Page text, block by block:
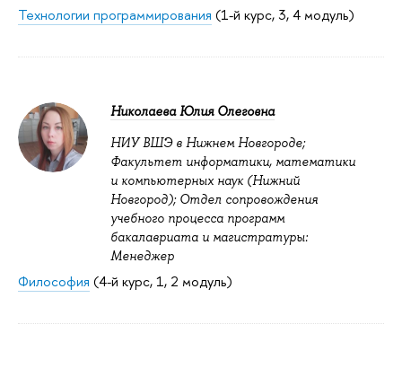
Технологии программирования (1-й курс, 3, 4 модуль)
Николаева Юлия Олеговна
НИУ ВШЭ в Нижнем Новгороде;
Факультет информатики, математики
и компьютерных наук (Нижний
Новгород); Отдел сопровождения
учебного процесса программ
бакалавриата и магистратуры:
Менеджер
Философия (4-й курс, 1, 2 модуль)